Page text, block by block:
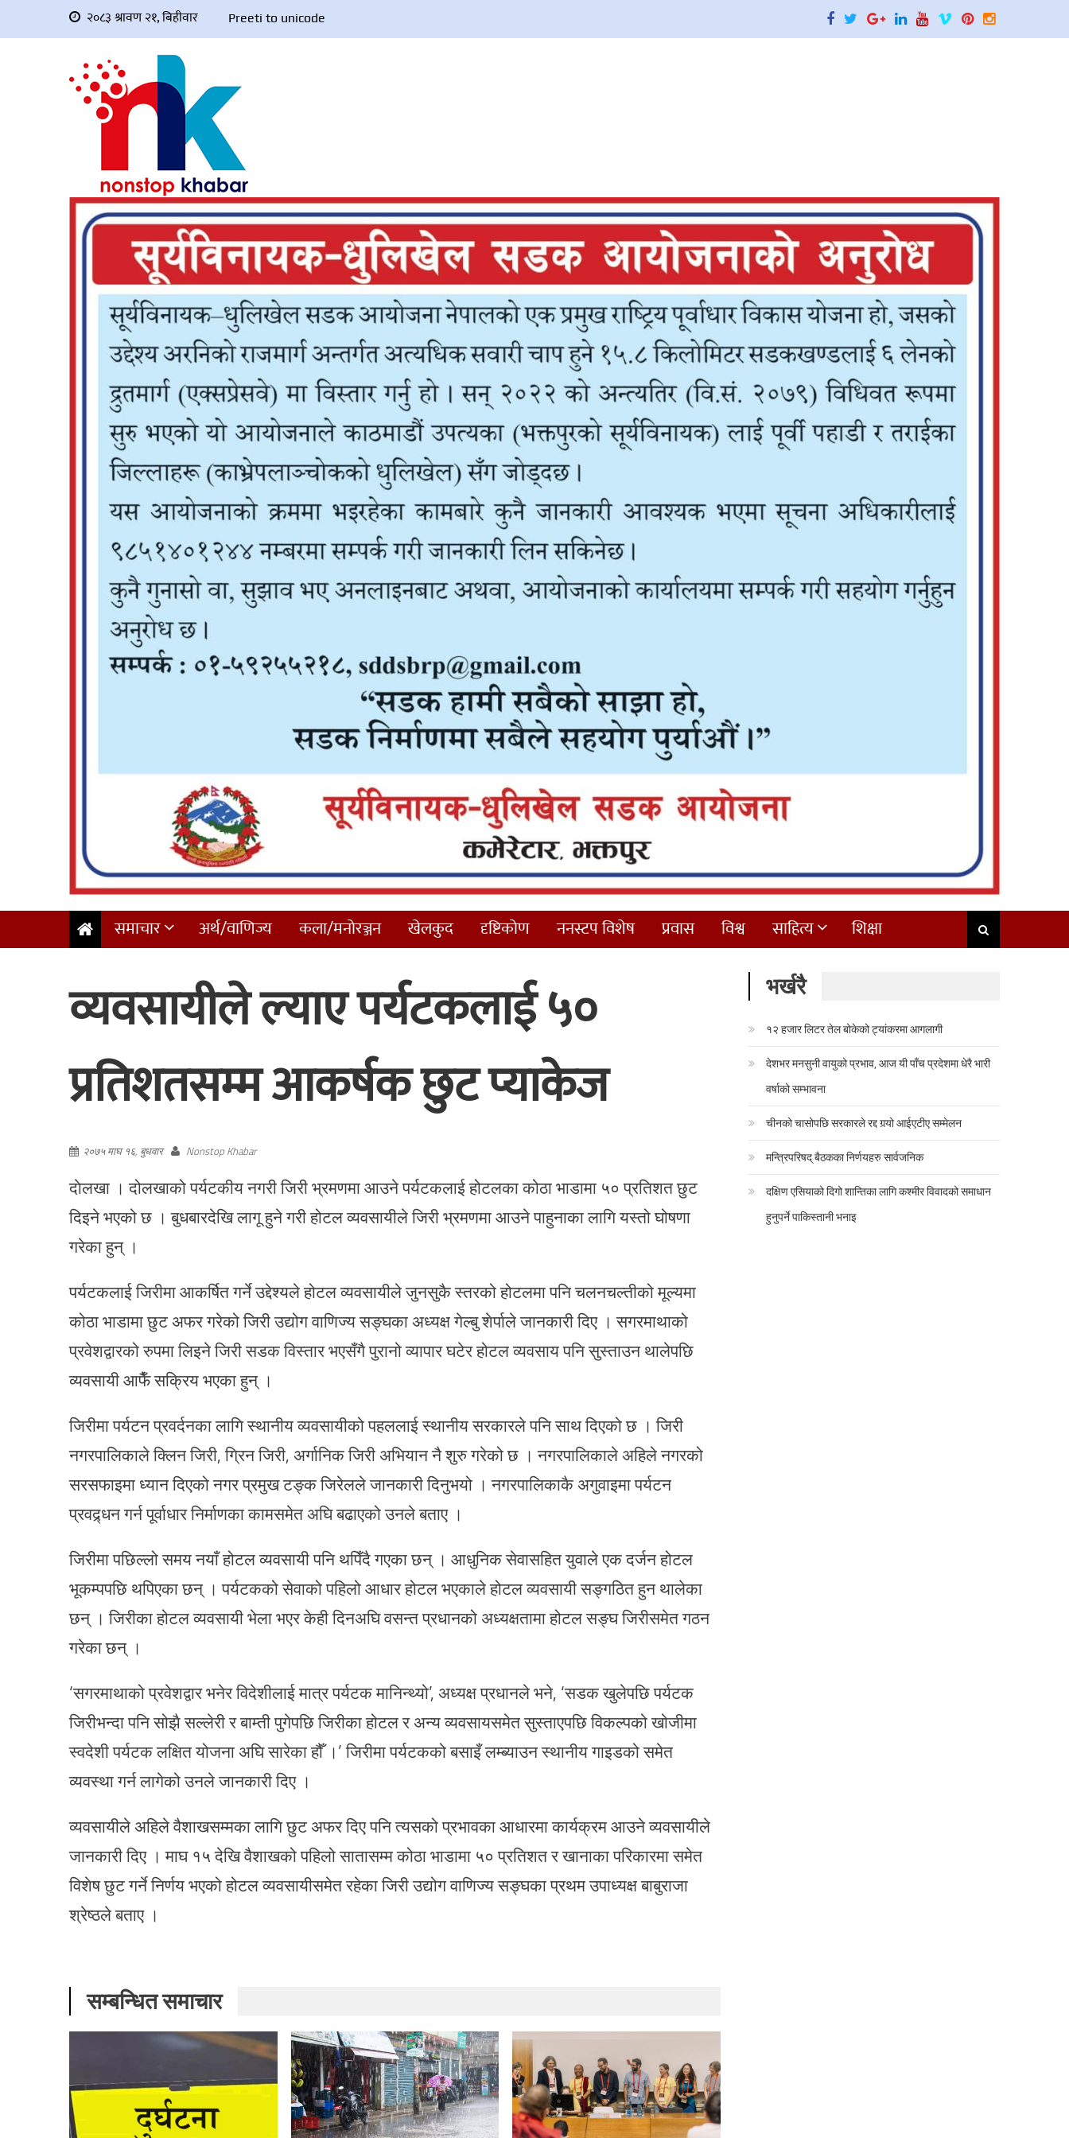
२०८३ श्रावण २१, बिहीवार Preeti to unicode
समाचार अर्थ/वाणिज्य कला/मनोरञ्जन खेलकुद दृष्टिकोण ननस्टप विशेष प्रवास विश्व साहित्य शिक्षा
व्यवसायीले ल्याए पर्यटकलाई ५०
प्रतिशतसम्म आकर्षक छुट प्याकेज
२०७५ माघ १६, बुधवार Nonstop Khabar
दाेलखा । दोलखाको पर्यटकीय नगरी जिरी भ्रमणमा आउने पर्यटकलाई होटलका कोठा भाडामा ५० प्रतिशत छुट
दिइने भएको छ । बुधबारदेखि लागू हुने गरी होटल व्यवसायीले जिरी भ्रमणमा आउने पाहुनाका लागि यस्तो घोषणा
गरेका हुन् ।
पर्यटकलाई जिरीमा आकर्षित गर्ने उद्देश्यले होटल व्यवसायीले जुनसुकै स्तरको होटलमा पनि चलनचल्तीको मूल्यमा
कोठा भाडामा छुट अफर गरेको जिरी उद्योग वाणिज्य सङ्घका अध्यक्ष गेल्बु शेर्पाले जानकारी दिए । सगरमाथाको
प्रवेशद्वारको रुपमा लिइने जिरी सडक विस्तार भएसँगै पुरानो व्यापार घटेर होटल व्यवसाय पनि सुस्ताउन थालेपछि
व्यवसायी आफैँ सक्रिय भएका हुन् ।
जिरीमा पर्यटन प्रवर्दनका लागि स्थानीय व्यवसायीको पहललाई स्थानीय सरकारले पनि साथ दिएको छ । जिरी
नगरपालिकाले क्लिन जिरी, ग्रिन जिरी, अर्गानिक जिरी अभियान नै शुरु गरेको छ । नगरपालिकाले अहिले नगरको
सरसफाइमा ध्यान दिएको नगर प्रमुख टङ्क जिरेलले जानकारी दिनुभयो । नगरपालिकाकै अगुवाइमा पर्यटन
प्रवद्र्धन गर्न पूर्वाधार निर्माणका कामसमेत अघि बढाएको उनले बताए ।
जिरीमा पछिल्लो समय नयाँ होटल व्यवसायी पनि थपिँदै गएका छन् । आधुनिक सेवासहित युवाले एक दर्जन होटल
भूकम्पपछि थपिएका छन् । पर्यटकको सेवाको पहिलो आधार होटल भएकाले होटल व्यवसायी सङ्गठित हुन थालेका
छन् । जिरीका होटल व्यवसायी भेला भएर केही दिनअघि वसन्त प्रधानको अध्यक्षतामा होटल सङ्घ जिरीसमेत गठन
गरेका छन् ।
‘सगरमाथाको प्रवेशद्वार भनेर विदेशीलाई मात्र पर्यटक मानिन्थ्यो’, अध्यक्ष प्रधानले भने, ‘सडक खुलेपछि पर्यटक
जिरीभन्दा पनि सोझै सल्लेरी र बाम्ती पुगेपछि जिरीका होटल र अन्य व्यवसायसमेत सुस्ताएपछि विकल्पको खोजीमा
स्वदेशी पर्यटक लक्षित योजना अघि सारेका हौँ ।’ जिरीमा पर्यटकको बसाइँ लम्ब्याउन स्थानीय गाइडको समेत
व्यवस्था गर्न लागेको उनले जानकारी दिए ।
व्यवसायीले अहिले वैशाखसम्मका लागि छुट अफर दिए पनि त्यसको प्रभावका आधारमा कार्यक्रम आउने व्यवसायीले
जानकारी दिए । माघ १५ देखि वैशाखको पहिलो सातासम्म कोठा भाडामा ५० प्रतिशत र खानाका परिकारमा समेत
विशेष छुट गर्ने निर्णय भएको होटल व्यवसायीसमेत रहेका जिरी उद्योग वाणिज्य सङ्घका प्रथम उपाध्यक्ष बाबुराजा
श्रेष्ठले बताए ।
सम्बन्धित समाचार
भर्खरै
१२ हजार लिटर तेल बोकेको ट्यांकरमा आगलागी
देशभर मनसुनी वायुको प्रभाव, आज यी पाँच प्रदेशमा धेरै भारी
वर्षाको सम्भावना
चीनको चासोपछि सरकारले रद्द गर्‍यो आईएटीए सम्मेलन
मन्त्रिपरिषद् बैठकका निर्णयहरु सार्वजनिक
दक्षिण एसियाको दिगो शान्तिका लागि कश्मीर विवादको समाधान
हुनुपर्ने पाकिस्तानी भनाइ